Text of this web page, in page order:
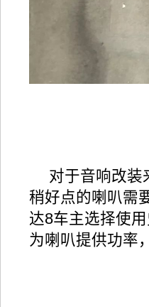
对于音响改装
稍好点的喇叭需
达8车主选择使
为喇叭提供功率